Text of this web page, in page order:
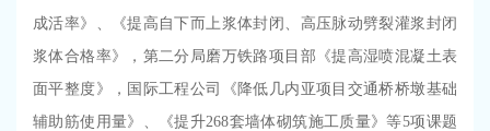
成活率》、《提高自下而上浆体封闭、高压脉动劈裂灌浆封闭
浆体合格率》，第二分局磨万铁路项目部《提高湿喷混凝土表
面平整度》，国际工程公司《降低几内亚项目交通桥桥墩基础
辅助筋使用量》、《提升268套墙体砌筑施工质量》等5项课题